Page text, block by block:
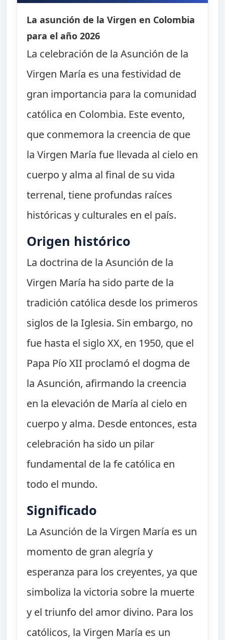
La asunción de la Virgen en Colombia
para el año 2026
La celebración de la Asunción de la
Virgen María es una festividad de
gran importancia para la comunidad
católica en Colombia. Este evento,
que conmemora la creencia de que
la Virgen María fue llevada al cielo en
cuerpo y alma al final de su vida
terrenal, tiene profundas raíces
históricas y culturales en el país.
Origen histórico
La doctrina de la Asunción de la
Virgen María ha sido parte de la
tradición católica desde los primeros
siglos de la Iglesia. Sin embargo, no
fue hasta el siglo XX, en 1950, que el
Papa Pío XII proclamó el dogma de
la Asunción, afirmando la creencia
en la elevación de María al cielo en
cuerpo y alma. Desde entonces, esta
celebración ha sido un pilar
fundamental de la fe católica en
todo el mundo.
Significado
La Asunción de la Virgen María es un
momento de gran alegría y
esperanza para los creyentes, ya que
simboliza la victoria sobre la muerte
y el triunfo del amor divino. Para los
católicos, la Virgen María es un